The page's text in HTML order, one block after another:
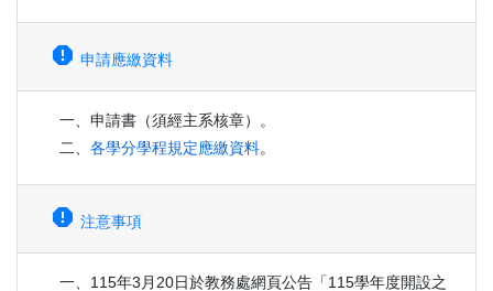
report 申請應繳資料
一、申請書（須經主系核章）。
二、 各學分學程規定應繳資料。
report 注意事項
一、115年3月20日於教務處網頁公告「115學年度開設之